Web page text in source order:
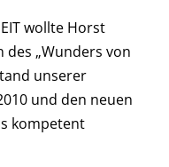
wollte Horst
des „Wunders von
unserer
und den neuen
kompetent